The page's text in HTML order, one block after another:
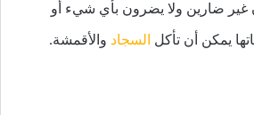
غير ضارين ولا يضرون بأي شيء أو
يمكن أن تأكل السجاد والأقمشة.